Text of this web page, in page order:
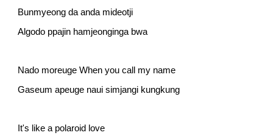
Bunmyeong da anda mideotji
Algodo ppajin hamjeonginga bwa
Nado moreuge When you call my name
Gaseum apeuge naui simjangi kungkung
It's like a polaroid love